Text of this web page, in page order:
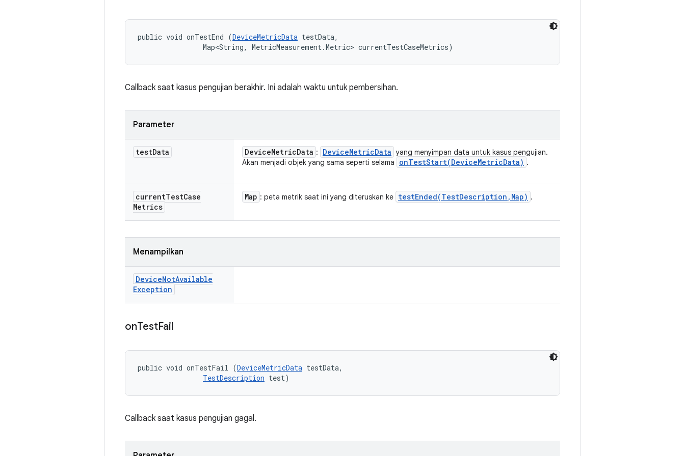
public void onTestEnd (DeviceMetricData testData,
                Map<String, MetricMeasurement.Metric> currentTestCaseMetrics)
Callback saat kasus pengujian berakhir. Ini adalah waktu untuk pembersihan.
Parameter
testData DeviceMetricData : DeviceMetricData yang menyimpan data untuk kasus pengujian.
Akan menjadi objek yang sama seperti selama
onTestStart(DeviceMetricData) .
currentTestCase
Metrics
Map : peta metrik saat ini yang diteruskan ke testEnded(TestDescription , Map) .
Menampilkan
DeviceNotAvailable
Exception
onTestFail
public void onTestFail (DeviceMetricData testData,
TestDescription test)
Callback saat kasus pengujian gagal.